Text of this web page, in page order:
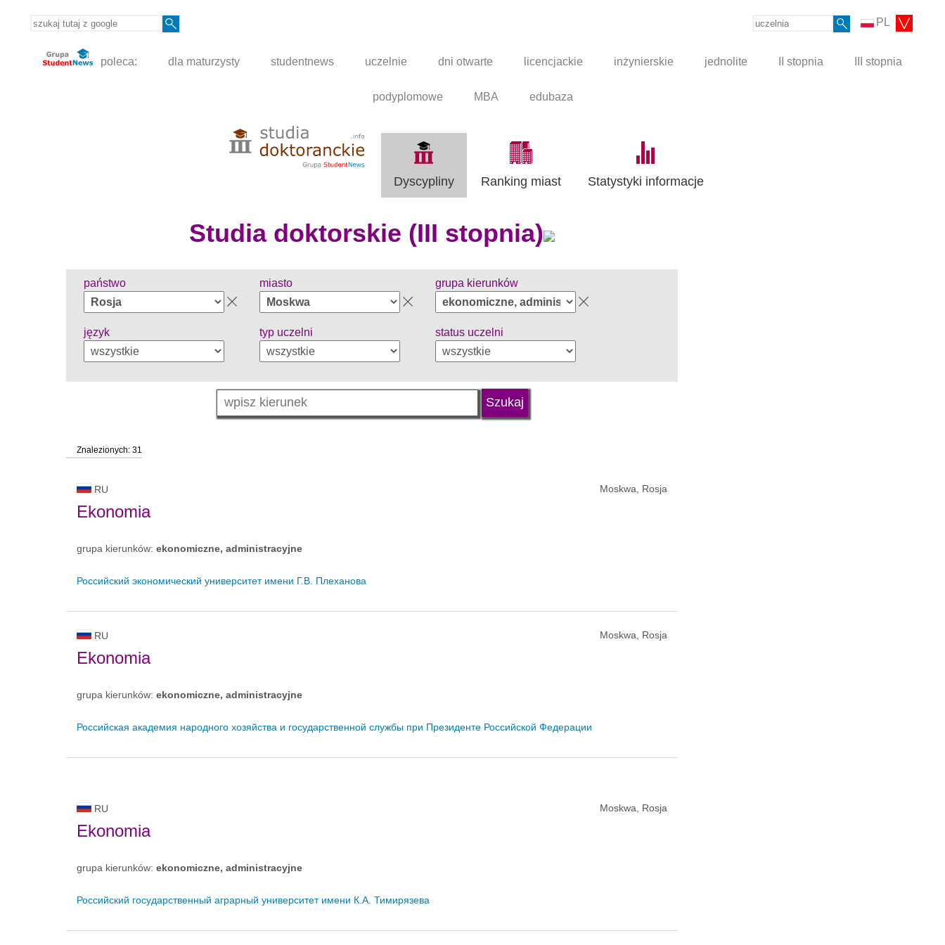
PL
poleca: dla maturzysty studentnews uczelnie dni otwarte licencjackie inżynierskie jednolite II stopnia III stopnia
podyplomowe MBA edubaza
Dyscypliny Ranking miast Statystyki informacje
Studia doktorskie (III stopnia)
państwo miasto grupa kierunków
język typ uczelni status uczelni
Znalezionych: 31
RU Moskwa, Rosja
Ekonomia
grupa kierunków: ekonomiczne, administracyjne
Российский экономический университет имени Г.В. Плеханова
RU Moskwa, Rosja
Ekonomia
grupa kierunków: ekonomiczne, administracyjne
Российская академия народного хозяйства и государственной службы при Президенте Российской Федерации
RU Moskwa, Rosja
Ekonomia
grupa kierunków: ekonomiczne, administracyjne
Российский государственный аграрный университет имени К.А. Тимирязева